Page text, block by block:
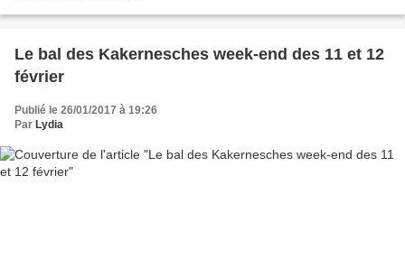
Le bal des Kakernesches week-end des 11 et 12
février
Publié le 26/01/2017 à 19:26
Par Lydia